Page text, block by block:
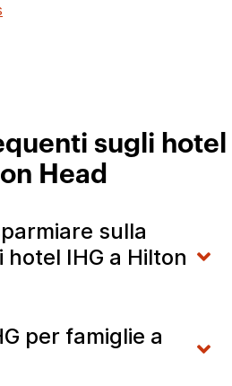
sugli hotel
Head
sulla
IHG a Hilton
per famiglie a